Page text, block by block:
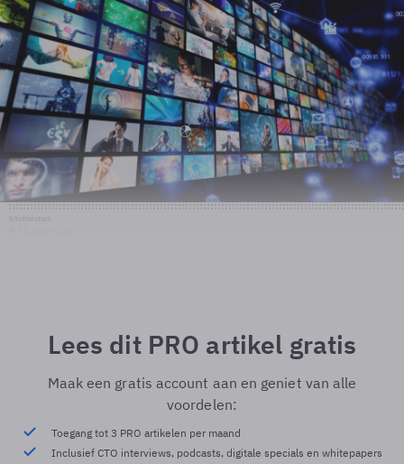
Lees dit PRO artikel gratis
Maak een gratis account aan en geniet van alle
voordelen:
Toegang tot 3 PRO artikelen per maand
Inclusief CTO interviews, podcasts, digitale specials en whitepapers